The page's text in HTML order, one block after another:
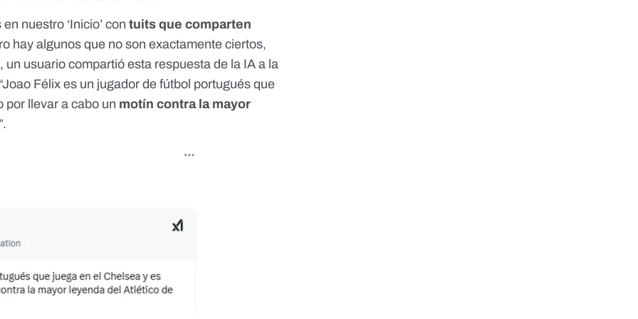
nuestro ‘Inicio’ con tuits que comparten
hay algunos que no son exactamente ciertos,
un usuario compartió esta respuesta de la IA a la
Félix es un jugador de fútbol portugués que
por llevar a cabo un motín contra la mayor